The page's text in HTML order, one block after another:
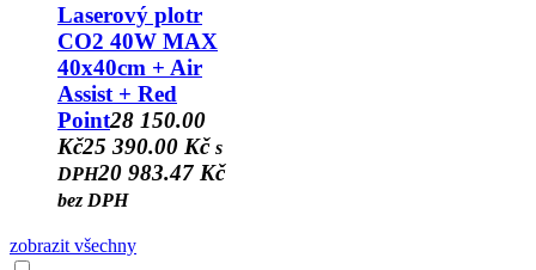
Laserový plotr
CO2 40W MAX
40x40cm + Air
Assist + Red
Point28 150.00
Kč25 390.00 Kč s
DPH20 983.47 Kč
bez DPH
zobrazit všechny